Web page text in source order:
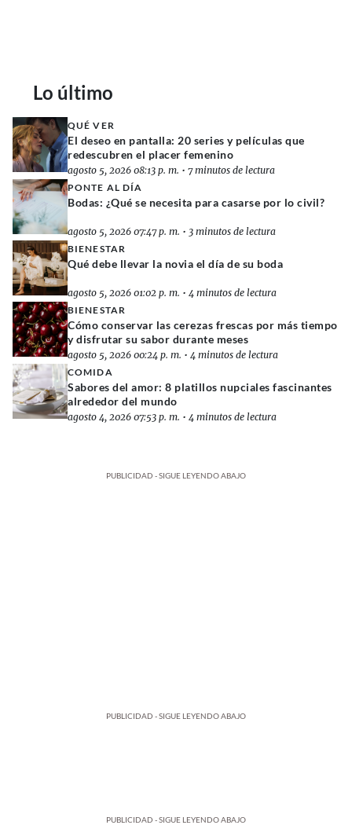
Lo último
QUÉ VER
El deseo en pantalla: 20 series y películas que
redescubren el placer femenino
agosto 5, 2026 08:13 p. m. • 7 minutos de lectura
PONTE AL DÍA
Bodas: ¿Qué se necesita para casarse por lo civil?
agosto 5, 2026 07:47 p. m. • 3 minutos de lectura
BIENESTAR
Qué debe llevar la novia el día de su boda
agosto 5, 2026 01:02 p. m. • 4 minutos de lectura
BIENESTAR
Cómo conservar las cerezas frescas por más tiempo
y disfrutar su sabor durante meses
agosto 5, 2026 00:24 p. m. • 4 minutos de lectura
COMIDA
Sabores del amor: 8 platillos nupciales fascinantes
alrededor del mundo
agosto 4, 2026 07:53 p. m. • 4 minutos de lectura
PUBLICIDAD - SIGUE LEYENDO ABAJO
PUBLICIDAD - SIGUE LEYENDO ABAJO
PUBLICIDAD - SIGUE LEYENDO ABAJO